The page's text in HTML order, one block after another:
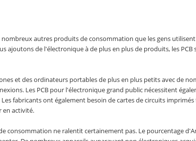
autres produits de consommation que les gens
ajoutons de l'électronique à de plus en plus de produits, les
et des ordinateurs portables de plus en plus petits avec de
Les PCB pour l'électronique grand public nécessitent
fabricants ont également besoin de cartes de circuits
en activité.
consommation ne ralentit certainement pas. Le pourcentage